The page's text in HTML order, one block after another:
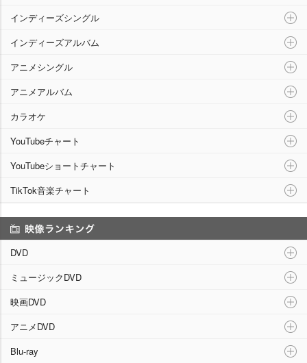
インディーズシングル
インディーズアルバム
アニメシングル
アニメアルバム
カラオケ
YouTubeチャート
YouTubeショートチャート
TikTok音楽チャート
DVD
ミュージックDVD
映画DVD
アニメDVD
Blu-ray